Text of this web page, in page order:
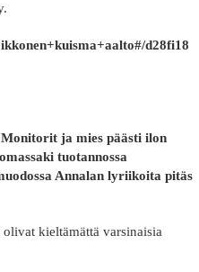
d28fi18
ja mies päästi ilon
tuotannossa
Annalan lyriikoita pitäs
kieltämättä varsinaisia